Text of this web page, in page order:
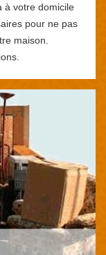
à votre domicile
pour ne pas
maison.